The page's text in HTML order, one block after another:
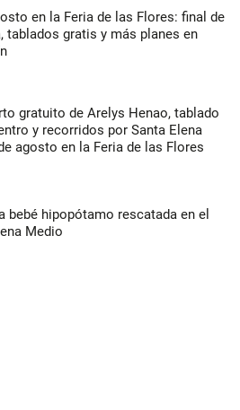
en la Feria de las Flores: final de
tablados gratis y más planes en
gratuito de Arelys Henao, tablado
y recorridos por Santa Elena
agosto en la Feria de las Flores
bebé hipopótamo rescatada en el
Medio